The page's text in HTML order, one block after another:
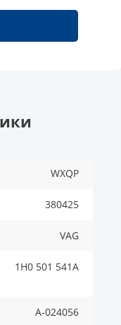
WXQP
380425
VAG
1H0 501 541A
A-024056